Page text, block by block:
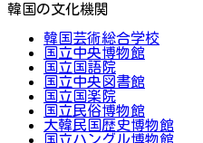
韓国の文化機関
韓国芸術総合学校
国立中央博物館
国立国語院
国立中央図書館
国立国楽院
国立民俗博物館
大韓民国歴史博物館
国立ハングル博物館